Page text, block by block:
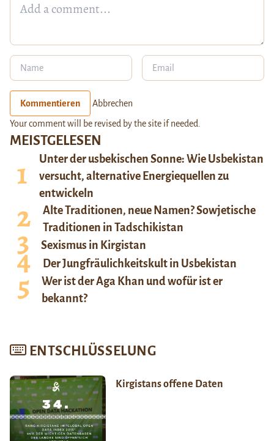
MEISTGELESEN
Unter der usbekischen Sonne: Wie Usbekistan
versucht, alternative Energiequellen zu
entwickeln
Alte Traditionen, neue Namen? Sowjetische
Traditionen in Tadschikistan
Sexismus in Kirgistan
Der Jungfräulichkeitskult in Usbekistan
Wer ist der Aga Khan und wofür ist er
bekannt?
ENTSCHLÜSSELUNG
Kirgistans offene Daten
Kommentieren Abbrechen
Your comment will be revised by the site if needed.